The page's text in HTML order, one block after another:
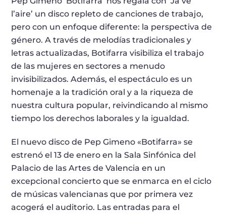
l’aire’ un disco repleto de canciones de trabajo,
pero con un enfoque diferente: la perspectiva de
género. A través de melodías tradicionales y
letras actualizadas, Botifarra visibiliza el trabajo
de las mujeres en sectores a menudo
invisibilizados. Además, el espectáculo es un
homenaje a la tradición oral y a la riqueza de
nuestra cultura popular, reivindicando al mismo
tiempo los derechos laborales y la igualdad.
El nuevo disco de Pep Gimeno «Botifarra» se
estrenó el 13 de enero en la Sala Sinfónica del
Palacio de las Artes de Valencia en un
excepcional concierto que se enmarca en el ciclo
de músicas valencianas que por primera vez
acogerá el auditorio. Las entradas para el